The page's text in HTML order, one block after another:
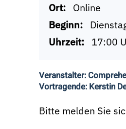
Ort:
Online
Beginn:
Uhrzeit:
17:00
Veranstalter:
Vortragende: Kerstin
Bitte melden Sie